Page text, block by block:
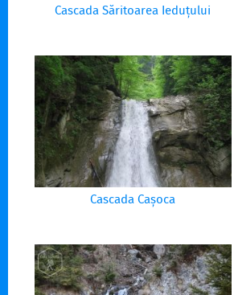
Cascada Săritoarea Ieduțului
Cascada Cașoca